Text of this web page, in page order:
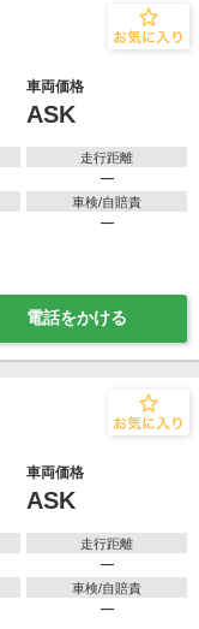
車両価格
ASK
走行距離
―
車検/自賠責
―
電話をかける
車両価格
ASK
走行距離
―
車検/自賠責
―